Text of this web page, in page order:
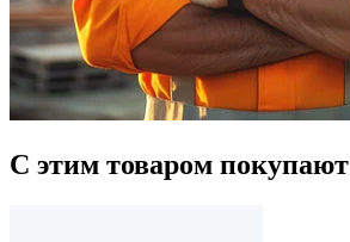
С этим товаром покупают